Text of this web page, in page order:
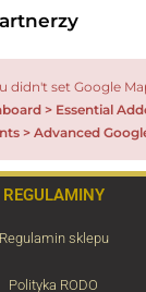
didn't set Google
> Essential
> Advanced
REGULAMINY
Regulamin sklepu
Polityka RODO